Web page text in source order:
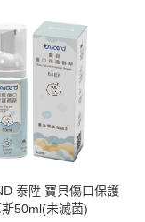
泰陞 寶貝傷口保護
50ml(未滅菌)